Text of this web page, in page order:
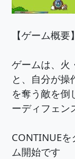
【ゲーム概要】
ゲームは、火
と、自分が操
を奪う敵を倒
ーディフェン
CONTINUEを
ム開始です